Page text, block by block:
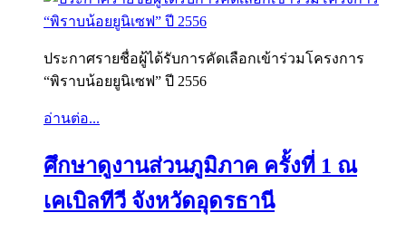
ประกาศรายชื่อผู้ได้รับการคัดเลือกเข้าร่วมโครงการ
“พิราบน้อยยูนิเซฟ” ปี 2556
อ่านต่อ...
ศึกษาดูงานส่วนภูมิภาค ครั้งที่ 1 ณ
เคเบิลทีวี จังหวัดอุดรธานี